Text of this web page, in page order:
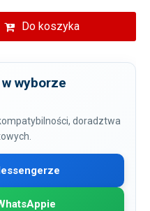
Do koszyka
wyborze
doradztwa